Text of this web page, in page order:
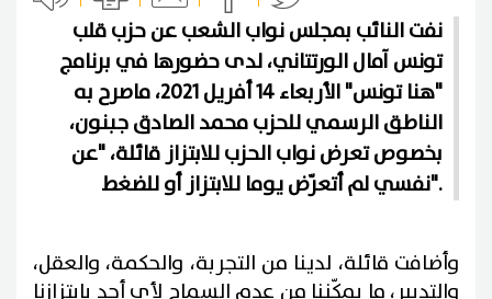
نفت النائب بمجلس نواب الشعب عن حزب قلب
تونس آمال الورتتاني، لدى حضورها في برنامج
"هنا تونس" الأربعاء 14 أفريل 2021، ماصرح به
الناطق الرسمي للحزب محمد الصادق جبنون،
بخصوص تعرض نواب الحزب للابتزاز قائلة، "عن
نفسي لم أتعرّض يوما للابتزاز أو للضغط".
وأضافت قائلة، لدينا من التجربة، والحكمة، والعقل،
والتدبير، ما يمكّننا من عدم السماح لأي أحد بابتزازنا